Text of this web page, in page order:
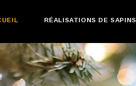
RÉALISATIONS DE SAPINS